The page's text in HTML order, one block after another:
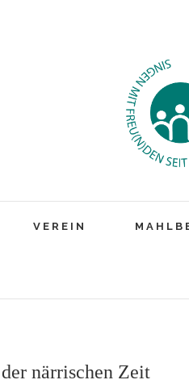
VEREIN
närrischen Zeit